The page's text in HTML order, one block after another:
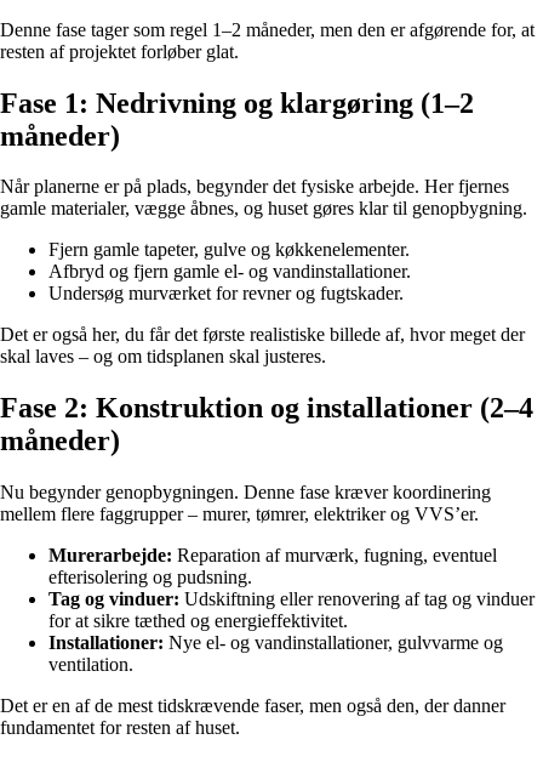
Denne fase tager som regel 1–2 måneder, men den er afgørende for, at
resten af projektet forløber glat.
Fase 1: Nedrivning og klargøring (1–2
måneder)
Når planerne er på plads, begynder det fysiske arbejde. Her fjernes
gamle materialer, vægge åbnes, og huset gøres klar til genopbygning.
Fjern gamle tapeter, gulve og køkkenelementer.
Afbryd og fjern gamle el- og vandinstallationer.
Undersøg murværket for revner og fugtskader.
Det er også her, du får det første realistiske billede af, hvor meget der
skal laves – og om tidsplanen skal justeres.
Fase 2: Konstruktion og installationer (2–4
måneder)
Nu begynder genopbygningen. Denne fase kræver koordinering
mellem flere faggrupper – murer, tømrer, elektriker og VVS’er.
Murerarbejde: Reparation af murværk, fugning, eventuel
efterisolering og pudsning.
Tag og vinduer: Udskiftning eller renovering af tag og vinduer
for at sikre tæthed og energieffektivitet.
Installationer: Nye el- og vandinstallationer, gulvvarme og
ventilation.
Det er en af de mest tidskrævende faser, men også den, der danner
fundamentet for resten af huset.